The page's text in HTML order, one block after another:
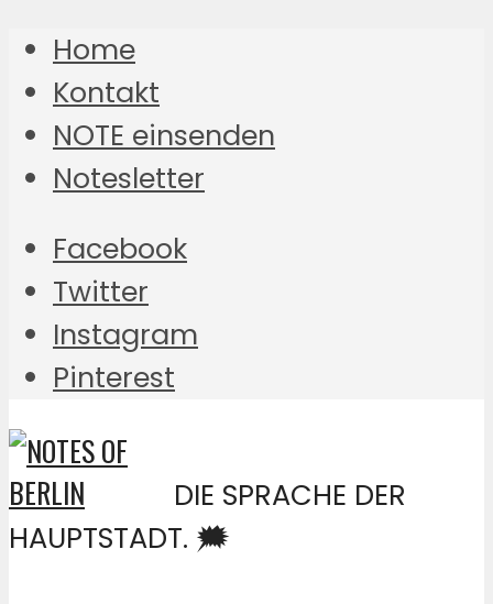
Home
Kontakt
NOTE einsenden
Notesletter
Facebook
Twitter
Instagram
Pinterest
DIE SPRACHE DER
HAUPTSTADT. 🗯️